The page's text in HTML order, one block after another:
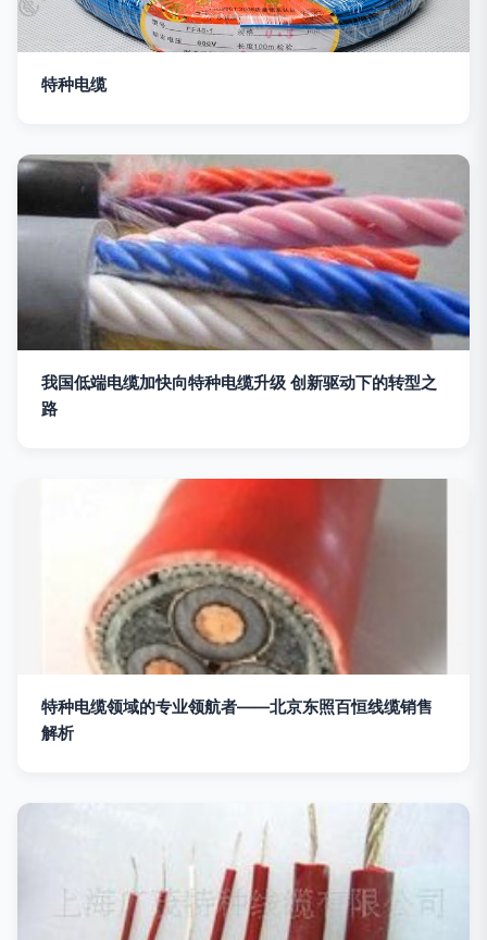
特种电缆
我国低端电缆加快向特种电缆升级 创新驱动下的转型之
路
特种电缆领域的专业领航者——北京东照百恒线缆销售
解析